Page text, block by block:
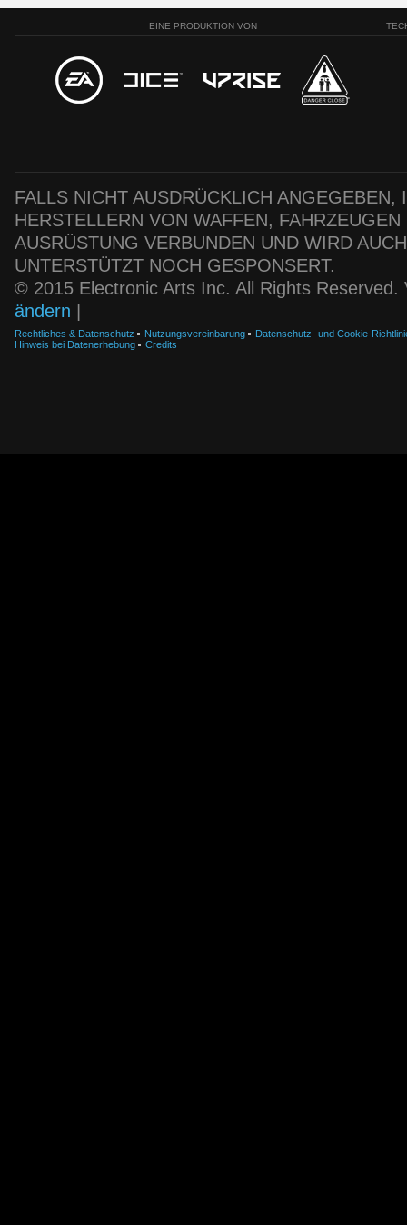
EINE PRODUKTION VON
FALLS NICHT AUSDRÜCKLICH
HERSTELLERN VON WAFFEN,
AUSRÜSTUNG VERBUNDEN UND WIRD
UNTERSTÜTZT NOCH GESPONSERT.
© 2015 Electronic Arts Inc. All Rights
ändern
Rechtliches & Datenschutz Nutzungsvereinbarung
Datenschutz- und Cookie-
Hinweis bei Datenerhebung
Credits